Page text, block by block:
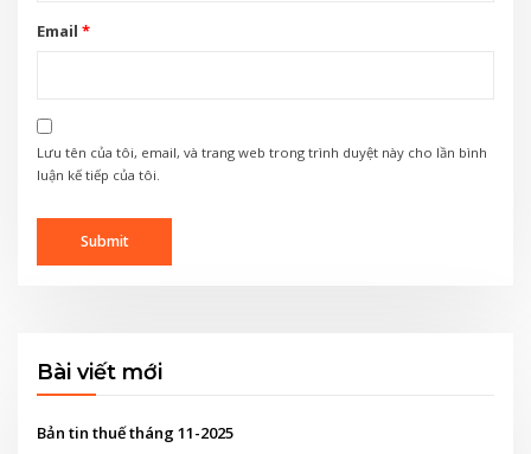
Email *
Lưu tên của tôi, email, và trang web trong trình duyệt này cho lần bình
luận kế tiếp của tôi.
Bài viết mới
Bản tin thuế tháng 11-2025